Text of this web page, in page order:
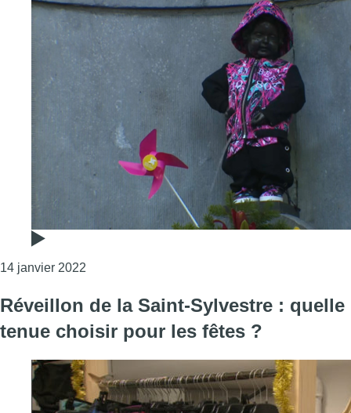
14 janvier 2022
Réveillon de la Saint-Sylvestre : quelle
tenue choisir pour les fêtes ?